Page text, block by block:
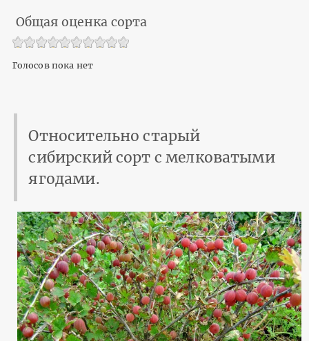
Общая оценка сорта
Голосов пока нет
Относительно старый
сибирский сорт с мелковатыми
ягодами.